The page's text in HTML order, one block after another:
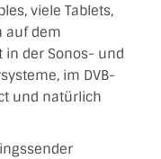
viele Tablets,
auf dem
in der Sonos- und
im DVB-
und natürlich